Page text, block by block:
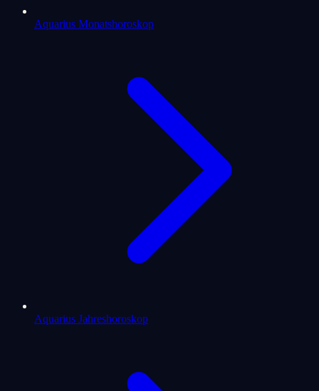
Aquarius Monatshoroskop
Aquarius Jahreshoroskop